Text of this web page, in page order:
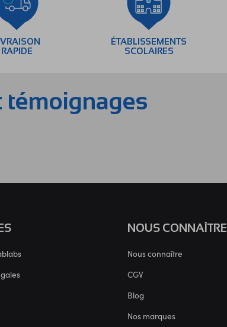
RAPIDE
ÉTABLISSEMENTS
SCOLAIRES
témoignages
NOUS CONNAÎTRE
Nous connaître
CGV
Blog
Nos marques